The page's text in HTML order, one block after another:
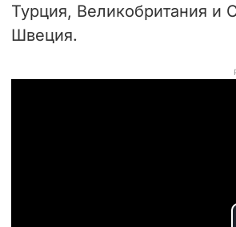
Турция, Великобритания и
Швеция.